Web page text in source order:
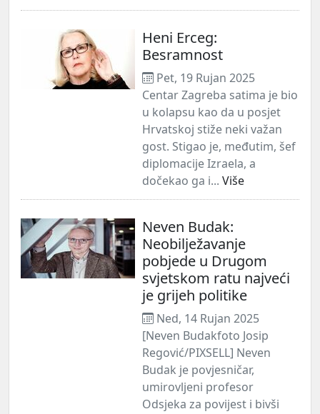
Heni Erceg:
Besramnost
Pet, 19 Rujan 2025
Centar Zagreba satima je bio
u kolapsu kao da u posjet
Hrvatskoj stiže neki važan
gost. Stigao je, međutim, šef
diplomacije Izraela, a
dočekao ga i... Više
Neven Budak:
Neobilježavanje
pobjede u Drugom
svjetskom ratu najveći
je grijeh politike
Ned, 14 Rujan 2025
[Neven Budakfoto Josip
Regović/PIXSELL] Neven
Budak je povjesničar,
umirovljeni profesor
Odsjeka za povijest i bivši